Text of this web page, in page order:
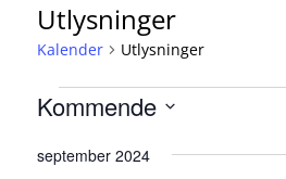
Utlysninger
Kalender Utlysninger
Kalender
Kommende
dato.
september 2024